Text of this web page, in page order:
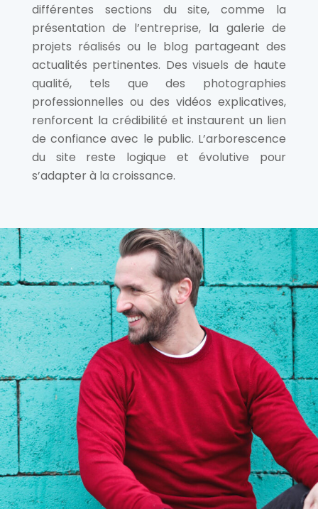
différentes sections du site, comme la
présentation de l’entreprise, la galerie de
projets réalisés ou le blog partageant des
actualités pertinentes. Des visuels de haute
qualité, tels que des photographies
professionnelles ou des vidéos explicatives,
renforcent la crédibilité et instaurent un lien
de confiance avec le public. L’arborescence
du site reste logique et évolutive pour
s’adapter à la croissance.